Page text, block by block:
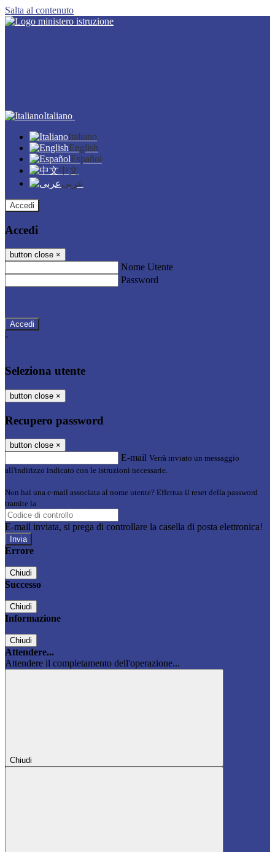
Salta al contenuto
Italiano
Italiano
English
Español
中文
عربى
Accedi
Accedi
button close ×
Nome Utente
Password
-
Seleziona utente
button close ×
Recupero password
button close ×
E-mail Verrà inviato un messaggio
all'indirizzo indicato con le istruzioni necessarie.
Non hai una e-mail associata al nome utente? Effettua il reset della password
tramite la
E-mail inviata, si prega di controllare la casella di posta elettronica!
Errore
Chiudi
Successo
Chiudi
Informazione
Chiudi
Attendere...
Attendere il completamento dell'operazione...
Chiudi